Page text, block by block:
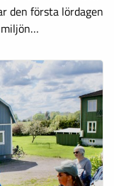
den första lördagen